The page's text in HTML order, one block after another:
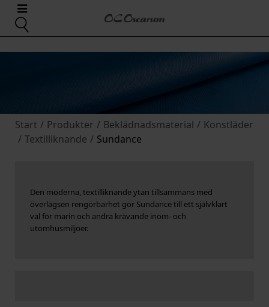
Start / Produkter / Beklädnadsmaterial / Konstläder
/ Textilliknande / Sundance
Den moderna, textilliknande ytan tillsammans med
överlägsen rengörbarhet gör Sundance till ett självklart
val för marin och andra krävande inom- och
utomhusmiljöer.